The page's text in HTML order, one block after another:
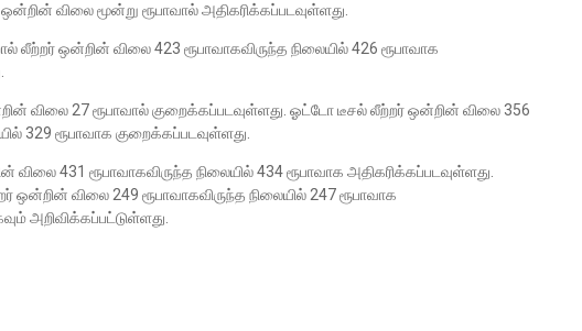
விலை மூன்று ரூபாவால் அதிகரிக்கப்படவுள்ளது.
ஒன்றின் விலை 423 ரூபாவாகவிருந்த நிலையில் 426 ரூபாவாக
விலை 27 ரூபாவால் குறைக்கப்படவுள்ளது. ஓட்டோ டீசல் லீற்றர் ஒன்றின் விலை 356
329 ரூபாவாக குறைக்கப்படவுள்ளது.
விலை 431 ரூபாவாகவிருந்த நிலையில் 434 ரூபாவாக அதிகரிக்கப்படவுள்ளது.
விலை 249 ரூபாவாகவிருந்த நிலையில் 247 ரூபாவாக
அறிவிக்கப்பட்டுள்ளது.